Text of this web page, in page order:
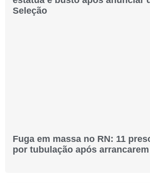
Seleção
Fuga em massa no RN: 11
por tubulação após